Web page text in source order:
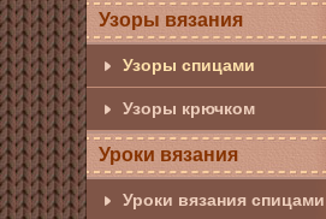
Узоры вязания
Узоры спицами
Узоры крючком
Уроки вязания
Уроки вязания спицами